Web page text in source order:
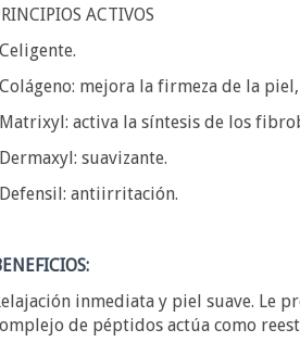
ACTIVOS
Celigente.
Colágeno: mejora la firmeza de la
Matrixyl: activa la síntesis de los
Dermaxyl: suavizante.
Defensil: antiirritación.
inmediata y piel suave. Le
de péptidos actúa como